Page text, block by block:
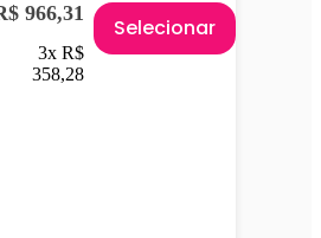
966,31
3x R$
358,28
Selecionar